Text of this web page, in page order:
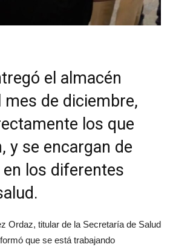
el almacén
mes de diciembre,
los que
y se encargan de
los diferentes
Ordaz, titular de la Secretaría de Salud
que se está trabajando